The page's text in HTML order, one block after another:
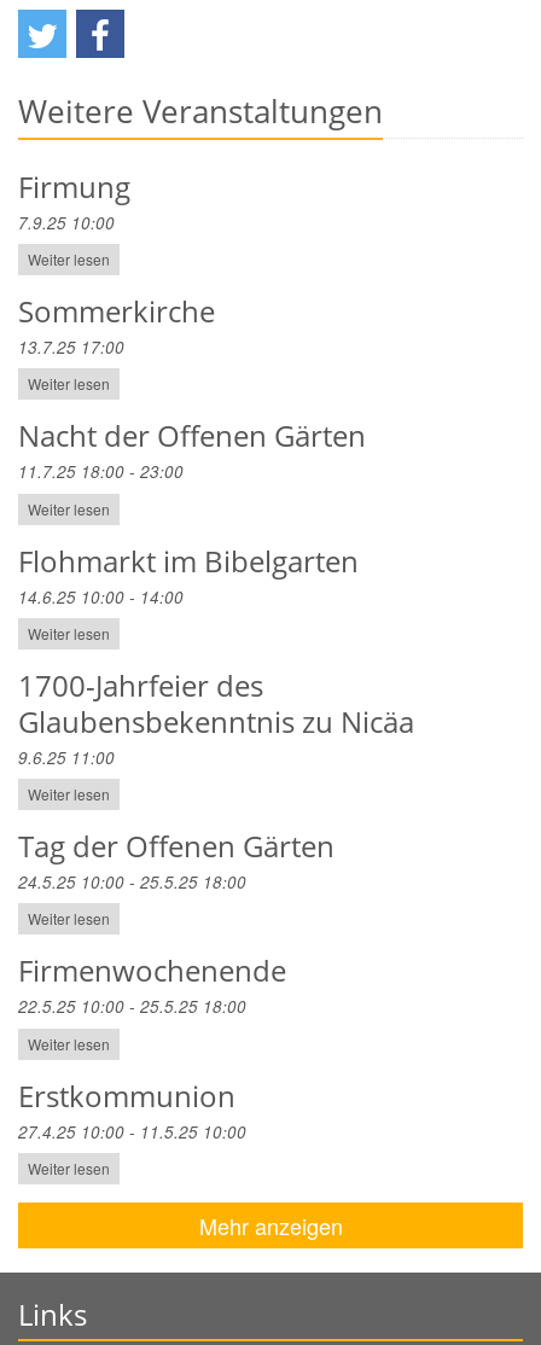
Weitere Veranstaltungen
Firmung
7.9.25 10:00
Weiter lesen
Sommerkirche
13.7.25 17:00
Weiter lesen
Nacht der Offenen Gärten
11.7.25 18:00 - 23:00
Weiter lesen
Flohmarkt im Bibelgarten
14.6.25 10:00 - 14:00
Weiter lesen
1700-Jahrfeier des
Glaubensbekenntnis zu Nicäa
9.6.25 11:00
Weiter lesen
Tag der Offenen Gärten
24.5.25 10:00 - 25.5.25 18:00
Weiter lesen
Firmenwochenende
22.5.25 10:00 - 25.5.25 18:00
Weiter lesen
Erstkommunion
27.4.25 10:00 - 11.5.25 10:00
Weiter lesen
Mehr anzeigen
Links